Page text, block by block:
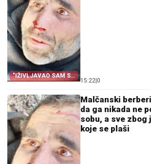
"IŽIVLJAVAO SAM SE
NAD NJOM, ŠIŠAO JE,
ZAJEDNO SPAVALI U
VREĆI"
15:22 0
Malčanski
da ga nikada ne
sobu, a sve
koje se plaši